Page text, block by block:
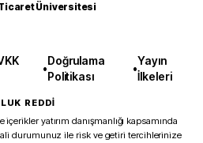
Üniversitesi
•
Doğrulama
Politikası
•
Yayın
İlkeleri
REDDİ
yatırım danışmanlığı kapsamında
durumunuz ile risk ve getiri tercihlerinize